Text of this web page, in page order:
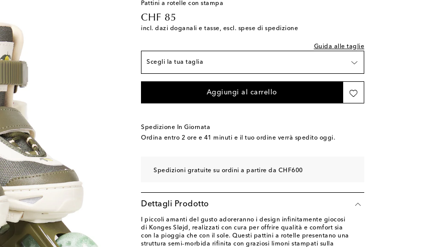
Pattini a rotelle con stampa
CHF 85
original price
incl. dazi doganali e tasse, escl. spese di spedizione
Guida alle taglie
Scegli la tua taglia
Taglie europee
EU 31
Aggiungi al carrello
Spedizione In Giornata
Ordina entro 2 ore e 41 minuti e il tuo ordine verrà spedito oggi.
Spedizioni gratuite su ordini a partire da CHF600
Dettagli Prodotto
I piccoli amanti del gusto adoreranno i design infinitamente giocosi
di Konges Sløjd, realizzati con cura per offrire qualità e comfort sia
con la pioggia che con il sole. Questi pattini a rotelle presentano una
struttura semi-morbida rifinita con graziosi limoni stampati sulla